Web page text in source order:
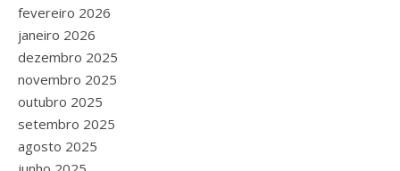
fevereiro 2026
janeiro 2026
dezembro 2025
novembro 2025
outubro 2025
setembro 2025
agosto 2025